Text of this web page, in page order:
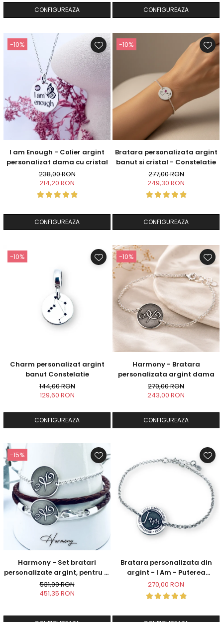
CONFIGUREAZA CONFIGUREAZA
-10%
I am Enough - Colier argint
personalizat dama cu cristal
238,00 RON
214,20 RON
CONFIGUREAZA
-10%
Bratara personalizata argint
banut si cristal - Constelatie
277,00 RON
249,30 RON
CONFIGUREAZA
-10%
Charm personalizat argint
banut Constelatie
144,00 RON
129,60 RON
CONFIGUREAZA
-10%
Harmony - Bratara
personalizata argint dama
270,00 RON
243,00 RON
CONFIGUREAZA
-15%
Harmony - Set bratari
personalizate argint, pentru el
si ea
531,00 RON
451,35 RON
Bratara personalizata din
argint - I Am - Puterea
intentiei la mana ta
270,00 RON